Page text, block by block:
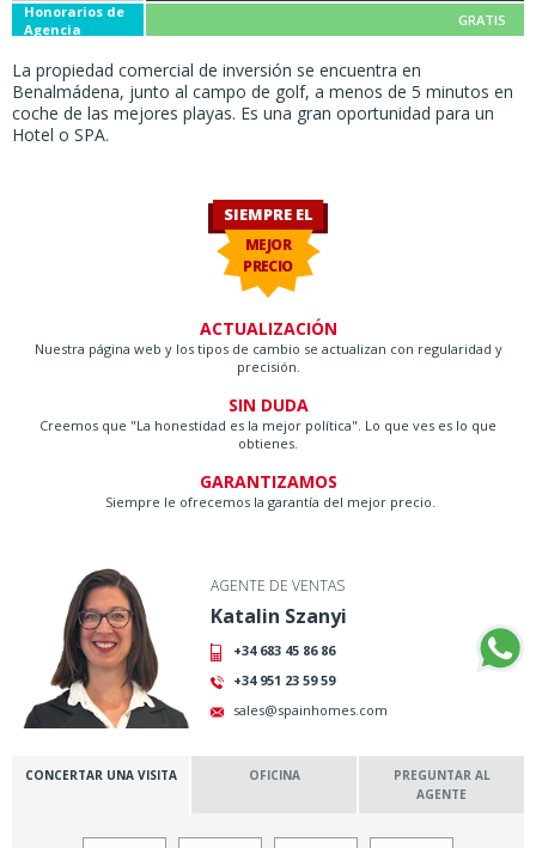
Honorarios de
Agencia
GRATIS
La propiedad comercial de inversión se encuentra en
Benalmádena, junto al campo de golf, a menos de 5 minutos en
coche de las mejores playas. Es una gran oportunidad para un
Hotel o SPA.
SIEMPRE EL
MEJOR
PRECIO
ACTUALIZACIÓN
Nuestra página web y los tipos de cambio se actualizan con regularidad y
precisión.
SIN DUDA
Creemos que "La honestidad es la mejor política". Lo que ves es lo que
obtienes.
GARANTIZAMOS
Siempre le ofrecemos la garantía del mejor precio.
AGENTE DE VENTAS
Katalin Szanyi
+34 683 45 86 86
+34 951 23 59 59
sales@spainhomes.com
CONCERTAR UNA VISITA OFICINA
PREGUNTAR AL
AGENTE